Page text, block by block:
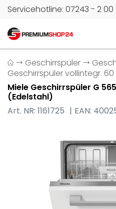
Servicehotline: 07243 - 2 00
Geschirrspüler
Geschirrspüler vollintegr.
Miele Geschirrspüler G
(Edelstahl)
Art. NR: 1161725
EAN: